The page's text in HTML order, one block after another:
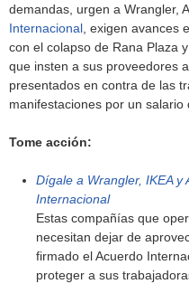
demandas, urgen a Wrangler,
Internacional , exigen avances
con el colapso de Rana Plaza
que insten a sus proveedores
presentados en contra de las
manifestaciones por un salario
Tome acción:
Dígale a Wrangler, IKEA y
Internacional
Estas compañías que
necesitan dejar de
firmado el Acuerdo
proteger a sus